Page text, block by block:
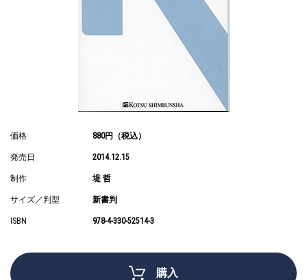
価格 880円（税込）
発売日 2014.12.15
制作 堤 哲
サイズ／判型 新書判
ISBN 978-4-330-52514-3
購入